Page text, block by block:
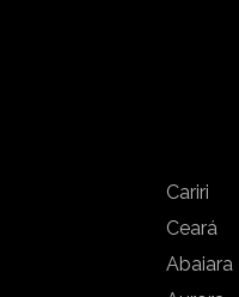
Cariri
Ceará
Abaiara